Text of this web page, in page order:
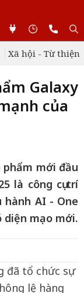
Xã hội - Từ thiện
Galaxy
của
mới đầu
là công cụ trí
hành AI - One
diện mạo mới.
đã tổ chức sự
lệ hàng